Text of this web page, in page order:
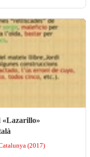
«Lazarillo»
(2017)